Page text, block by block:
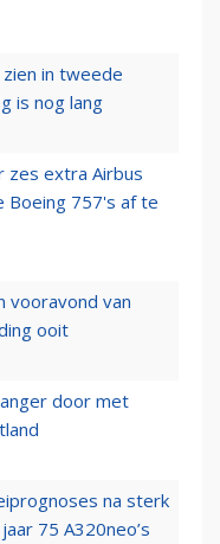
in tweede
is nog lang
zes extra Airbus
Boeing 757's af te
vooravond van
ooit
door met
na sterk
75 A320neo’s